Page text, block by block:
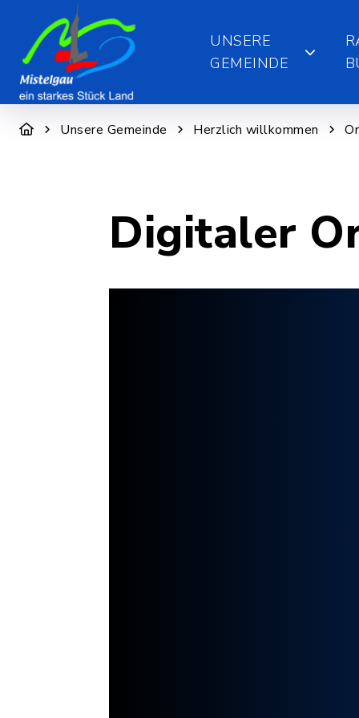
UNSERE
GEMEINDE
Unsere Gemeinde Herzlich willkommen
Digitaler